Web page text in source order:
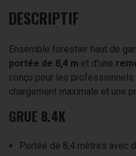
DESCRIPTIF
Ensemble forestier haut de
portée de 8,4 m et d'une
conçu pour les professionnels
chargement maximale et une
GRUE 8.4K
Portée de 8,4 mètres avec